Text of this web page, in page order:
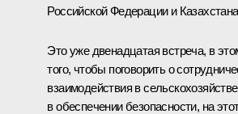
Российской Федерации и
Это уже двенадцатая встреча, в
того, чтобы поговорить о
взаимодействия в
в обеспечении безопасности, на